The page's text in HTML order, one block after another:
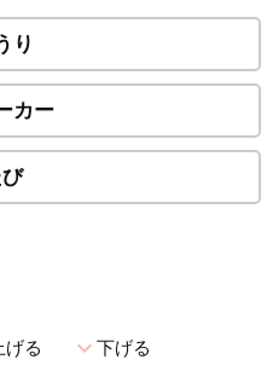
り
カー
げる expand_more下げる